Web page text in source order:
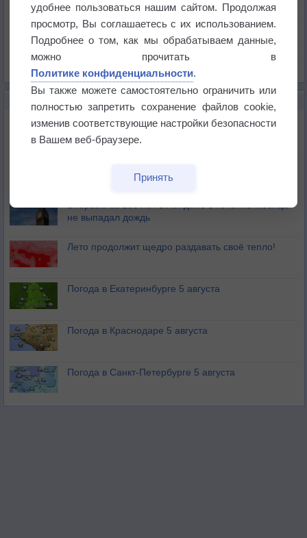
Давление
Осадки
Список всех карт
Дневная температура воздуха в ОАЭ превысила
+51°
Впервые за 155 лет в Лондоне в течение месяца
не выпадал дождь
Лето продолжит щедро раздавать своё тепло!
Погода в Екатеринбурге 5 августа
Погода в Краснодаре 5 августа
Погода в Санкт-Петербурге 5 августа
удобнее пользоваться нашим сайтом. Продолжая
просмотр, Вы соглашаетесь с их использованием.
Подробнее о том, как мы обрабатываем данные,
можно прочитать в
Политике конфиденциальности.
Вы также можете самостоятельно ограничить или
полностью запретить сохранение файлов cookie,
изменив соответствующие настройки безопасности
в Вашем веб-браузере.
Принять